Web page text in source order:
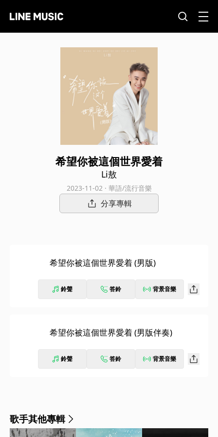
希望你被這個世界愛着
Li敖
2023-11-02 · 華語/流行音樂
分享專輯
希望你被這個世界愛着 (男版)
鈴聲 答鈴 背景音樂
希望你被這個世界愛着 (男版伴奏)
鈴聲 答鈴 背景音樂
歌手其他專輯